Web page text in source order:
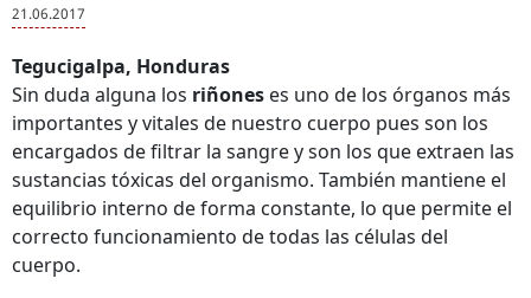
21.06.2017
Tegucigalpa, Honduras
Sin duda alguna los riñones es uno de los órganos más
importantes y vitales de nuestro cuerpo pues son los
encargados de filtrar la sangre y son los que extraen las
sustancias tóxicas del organismo. También mantiene el
equilibrio interno de forma constante, lo que permite el
correcto funcionamiento de todas las células del
cuerpo.